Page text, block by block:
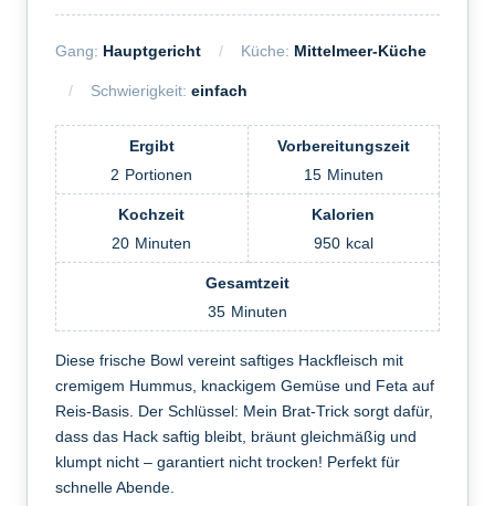
Gang: Hauptgericht Küche: Mittelmeer-Küche
Schwierigkeit: einfach
Ergibt
2 Portionen
Vorbereitungszeit
15 Minuten
Kochzeit
20 Minuten
Kalorien
950 kcal
Gesamtzeit
35 Minuten
Diese frische Bowl vereint saftiges Hackfleisch mit
cremigem Hummus, knackigem Gemüse und Feta auf
Reis-Basis. Der Schlüssel: Mein Brat-Trick sorgt dafür,
dass das Hack saftig bleibt, bräunt gleichmäßig und
klumpt nicht – garantiert nicht trocken! Perfekt für
schnelle Abende.